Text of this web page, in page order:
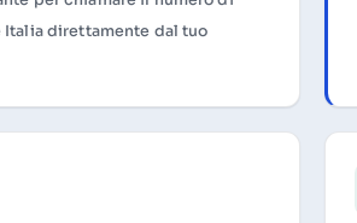
direttamente dal tuo